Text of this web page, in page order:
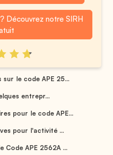
Découvrez notre SIRH
le code APE 25...
entrepr...
pour le code APE...
pour l'activité ...
Code APE 2562A ...